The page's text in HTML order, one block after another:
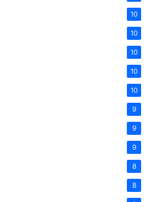
10
10
10
10
10
9
9
9
8
8